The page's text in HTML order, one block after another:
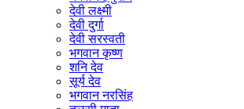
देवी लक्ष्मी
देवी दुर्गा
देवी सरस्वती
भगवान कृष्ण
शनि देव
सूर्य देव
भगवान नरसिंह